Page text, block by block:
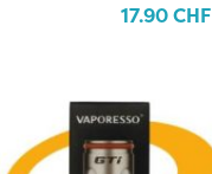
17.90CHF